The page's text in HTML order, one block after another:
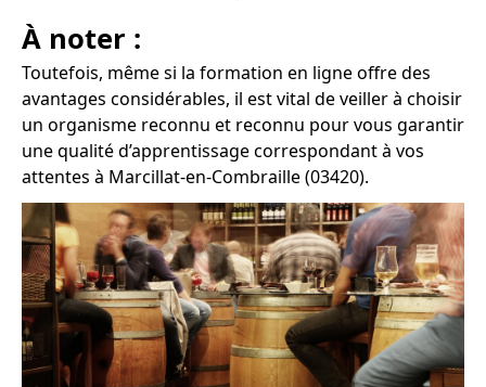
À noter :
Toutefois, même si la formation en ligne offre des
avantages considérables, il est vital de veiller à choisir
un organisme reconnu et reconnu pour vous garantir
une qualité d’apprentissage correspondant à vos
attentes à Marcillat-en-Combraille (03420).